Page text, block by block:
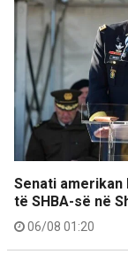
Senati amerikan
të SHBA-së në
06/08 01:20